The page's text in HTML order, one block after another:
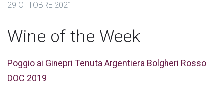
29 OTTOBRE 2021
Wine of the Week
Poggio ai Ginepri Tenuta Argentiera Bolgheri Rosso
DOC 2019